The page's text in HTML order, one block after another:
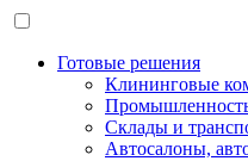
Готовые решения
Клининговые
Склады и
Автосалоны,